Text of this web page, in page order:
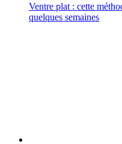
Ventre plat : cette
quelques semaines